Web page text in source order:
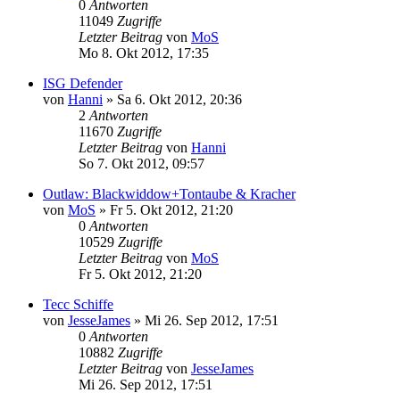
0 Antworten
11049 Zugriffe
Letzter Beitrag von MoS
Mo 8. Okt 2012, 17:35
ISG Defender
von Hanni » Sa 6. Okt 2012, 20:36
2 Antworten
11670 Zugriffe
Letzter Beitrag von Hanni
So 7. Okt 2012, 09:57
Outlaw: Blackwiddow+Tontaube & Kracher
von MoS » Fr 5. Okt 2012, 21:20
0 Antworten
10529 Zugriffe
Letzter Beitrag von MoS
Fr 5. Okt 2012, 21:20
Tecc Schiffe
von JesseJames » Mi 26. Sep 2012, 17:51
0 Antworten
10882 Zugriffe
Letzter Beitrag von JesseJames
Mi 26. Sep 2012, 17:51